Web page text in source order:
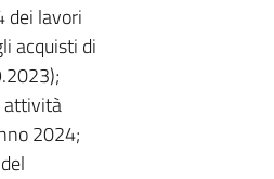
dei lavori
acquisti di
attività
2024;